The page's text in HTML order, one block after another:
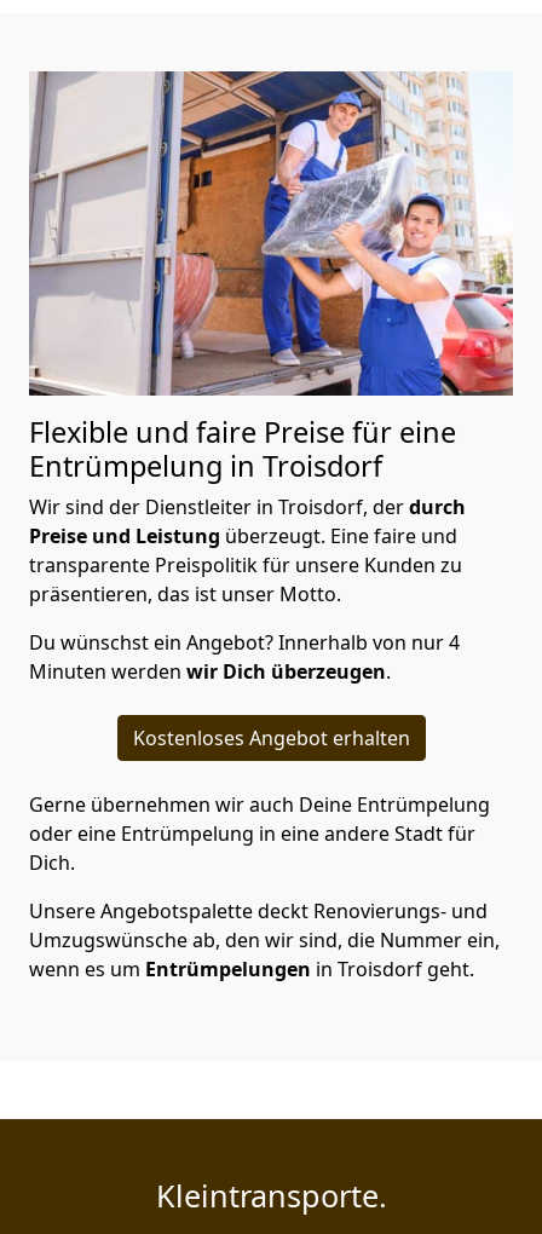
Flexible und faire Preise für eine
Entrümpelung in Troisdorf
Wir sind der Dienstleiter in Troisdorf, derdurch
Preise und Leistung überzeugt. Eine faire und
transparente Preispolitik für unsere Kunden zu
präsentieren, das ist unser Motto.
Du wünschst ein Angebot? Innerhalb von nur 4
Minuten werden wir Dich überzeugen.
Kostenloses Angebot erhalten
Gerne übernehmen wir auch Deine Entrümpelung
oder eine Entrümpelung in eine andere Stadt für
Dich.
Unsere Angebotspalette deckt Renovierungs- und
Umzugswünsche ab, den wir sind, die Nummer ein,
wenn es um Entrümpelungen in Troisdorf geht.
Kleintransporte.